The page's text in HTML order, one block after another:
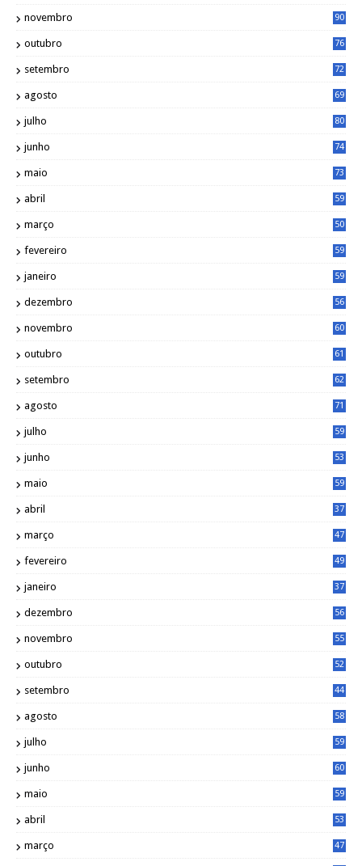
novembro 90
outubro 76
setembro 72
agosto 69
julho 80
junho 74
maio 73
abril 59
março 50
fevereiro 59
janeiro 59
dezembro 56
novembro 60
outubro 61
setembro 62
agosto 71
julho 59
junho 53
maio 59
abril 37
março 47
fevereiro 49
janeiro 37
dezembro 56
novembro 55
outubro 52
setembro 44
agosto 58
julho 59
junho 60
maio 59
abril 53
março 47